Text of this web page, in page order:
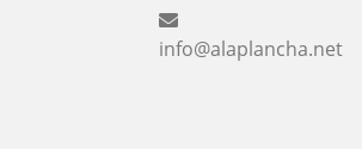
info@alaplancha.net